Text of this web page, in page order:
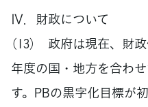
Ⅳ．財政について
（13） 政府は現在、財
年度の国・地方を合わ
す。PBの黒字化目標が